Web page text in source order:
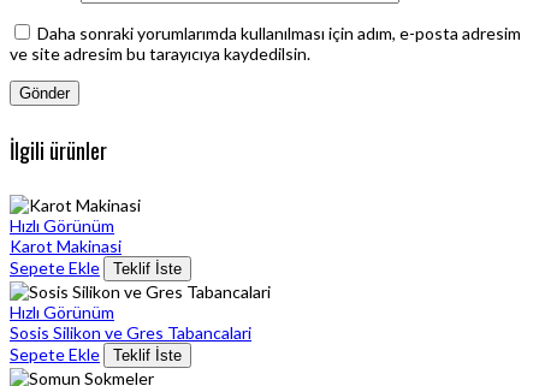
Daha sonraki yorumlarımda kullanılması için adım, e-posta adresim
ve site adresim bu tarayıcıya kaydedilsin.
İlgili ürünler
Hızlı Görünüm
Karot Makinasi
Sepete Ekle
Teklif İste
Hızlı Görünüm
Sosis Silikon ve Gres Tabancalari
Sepete Ekle
Teklif İste